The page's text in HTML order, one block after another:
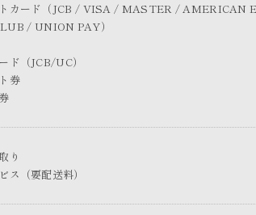
トカード（JCB / VISA / MASTER / AMERICAN
/ UNION PAY）
ド（JCB/UC）
券
り
ス（要配送料）